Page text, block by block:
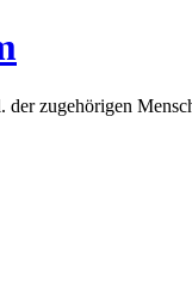
zugehörigen